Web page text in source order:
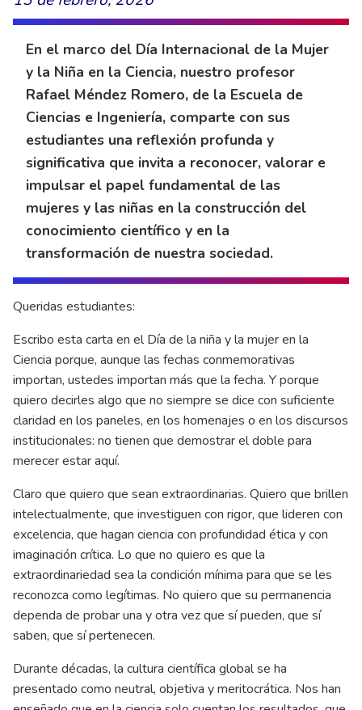
En el marco del Día Internacional de la Mujer
y la Niña en la Ciencia, nuestro profesor
Rafael Méndez Romero, de la Escuela de
Ciencias e Ingeniería, comparte con sus
estudiantes una reflexión profunda y
significativa que invita a reconocer, valorar e
impulsar el papel fundamental de las
mujeres y las niñas en la construcción del
conocimiento científico y en la
transformación de nuestra sociedad.
Queridas estudiantes:
Escribo esta carta en el Día de la niña y la mujer en la
Ciencia porque, aunque las fechas conmemorativas
importan, ustedes importan más que la fecha. Y porque
quiero decirles algo que no siempre se dice con suficiente
claridad en los paneles, en los homenajes o en los discursos
institucionales: no tienen que demostrar el doble para
merecer estar aquí.
Claro que quiero que sean extraordinarias. Quiero que brillen
intelectualmente, que investiguen con rigor, que lideren con
excelencia, que hagan ciencia con profundidad ética y con
imaginación crítica. Lo que no quiero es que la
extraordinariedad sea la condición mínima para que se les
reconozca como legítimas. No quiero que su permanencia
dependa de probar una y otra vez que sí pueden, que sí
saben, que sí pertenecen.
Durante décadas, la cultura científica global se ha
presentado como neutral, objetiva y meritocrática. Nos han